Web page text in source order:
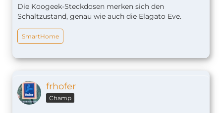
Die Koogeek-Steckdosen merken sich den
Schaltzustand, genau wie auch die Elagato Eve.
SmartHome
frhofer
Champ